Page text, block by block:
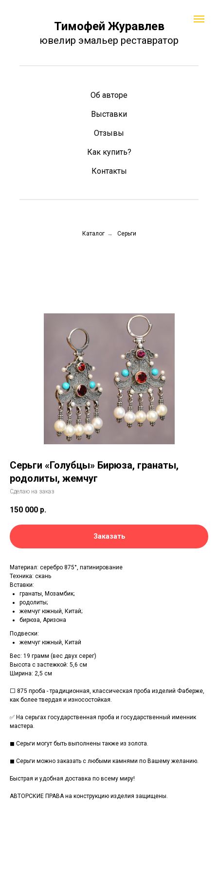
Тимофей Журавлев
ювелир эмальер реставратор
Об авторе
Выставки
Отзывы
Как купить?
Контакты
Каталог → Серьги
Серьги «Голубцы» Бирюза, гранаты,
родолиты, жемчуг
Сделаю на заказ
150 000 р.
Заказать
Материал: серебро 875°, патинирование
Техника: скань
Вставки:
гранаты, Мозамбик;
родолиты;
жемчуг южный, Китай;
бирюза, Аризона
Подвески:
жемчуг южный, Китай
Вес: 19 грамм (вес двух серег)
Высота с застежкой: 5,6 см
Ширина: 2,5 см
⬜ 875 проба - традиционная, классическая проба изделий Фаберже,
как более твердая и износостойкая.
✅ На серьгах государственная проба и государственный именник
мастера.
◼ Серьги могут быть выполнены также из золота.
◼ Серьги можно заказать с любыми камнями по Вашему желанию.
Быстрая и удобная доставка по всему миру!
АВТОРСКИЕ ПРАВА на конструкцию изделия защищены.